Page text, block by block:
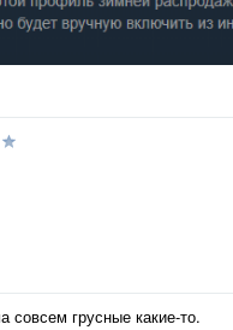
совсем грусные какие-то.